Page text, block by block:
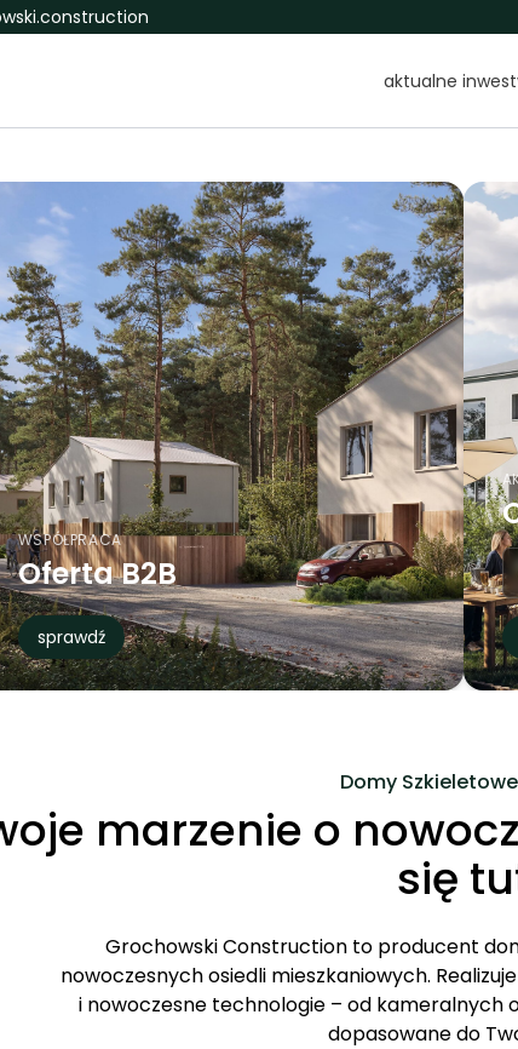
aktualne
Osiedle
Osiedle
Osiedle
INWESTYCJE
Cegłów
od:5 613,89 zł/m² od151,62 m²
sprawdź
od:
Domy
marzenie o
się
Grochowski Construction to producent
nowoczesnych osiedli mieszkaniowych.
i nowoczesne technologie – od kameralnych
dopasowane do